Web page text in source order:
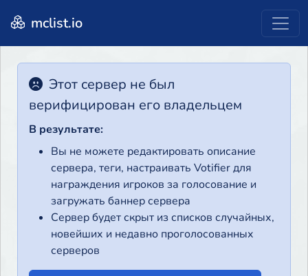
mclist.io
Этот сервер не был
верифицирован его владельцем
В результате:
Вы не можете редактировать описание
сервера, теги, настраивать Votifier для
награждения игроков за голосование и
загружать баннер сервера
Сервер будет скрыт из списков случайных,
новейших и недавно проголосованных
серверов